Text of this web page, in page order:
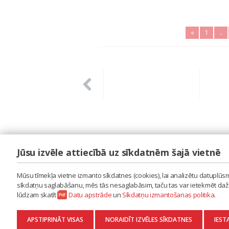
« 1 ..
LAIPA
ES RADU MŪZIKU
AKTUALITĀTES
KONTAKTI
SĪKDATŅU IZMANTOŠANAS POLITIKA
DATU APSTRĀDE
Jūsu izvēle attiecībā uz sīkdatnēm šajā vietnē
Mūsu tīmekļa vietne izmanto sīkdatnes (cookies), lai analizētu
sīkdatņu saglabāšanu, mēs tās nesaglabāsim, taču tas var ietekmēt
lūdzam skatīt
Datu apstrādeun Sīkdatņu izmantošanas politika.
APSTIPRINĀT VISAS NORAIDĪT IZVĒLES SĪKDATNES